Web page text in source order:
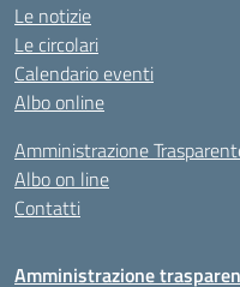
Le notizie
Le circolari
Calendario eventi
Albo online
Amministrazione
Albo on line
Contatti
Amministrazione